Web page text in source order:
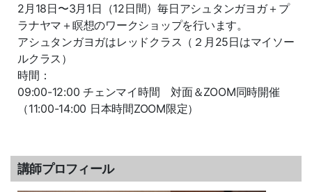
2月18日〜3月1日（12日間）毎日アシュタンガヨガ＋プ
ラナヤマ＋瞑想のワークショップを行います。
アシュタンガヨガはレッドクラス（２月25日はマイソー
ルクラス）
時間：
09:00-12:00 チェンマイ時間 対面＆ZOOM同時開催
（11:00-14:00 日本時間ZOOM限定）
講師プロフィール